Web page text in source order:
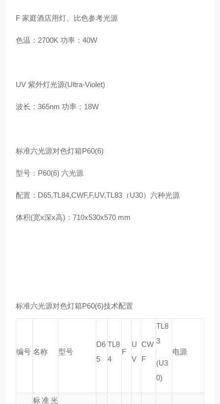
F 家庭酒店用灯、比色参考光源
色温：2700K 功率：40W
UV 紫外灯光源(Ultra-Violet)
波长：365nm 功率：18W
标准六光源对色灯箱P60(6)
型号：P60(6) 六光源
配置：D65,TL84,CWF,F,UV,TL83（U30）六种光源
体积(宽x深x高)：710x530x570 mm
标准六光源对色灯箱P60(6)技术配置
编号 名称 型号
D6
5
TL8
4
F
U
V
CW
F
TL8
3
(U3
0)
电源
标准光